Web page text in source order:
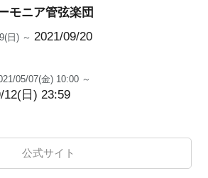
モニア管弦楽団
日) ～ 2021/09/20
05/07(金) 10:00 ～
12(日) 23:59
公式サイト